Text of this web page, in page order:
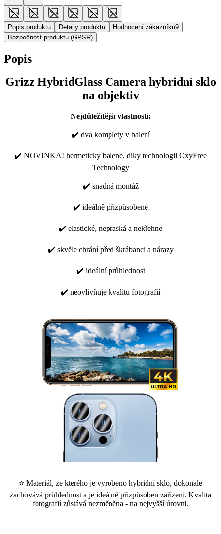
Popis produktu Detaily produktu Hodnocení zákazníků9
Bezpečnost produktu (GPSR)
Popis
Grizz HybridGlass Camera hybridní sklo
na objektiv
Nejdůležitější vlastnosti:
✔️ dva komplety v balení
✔️ NOVINKA! hermeticky balené, díky technologii OxyFree
Technology
✔️ snadná montáž
✔️ ideálně přizpůsobené
✔️ elastické, nepraská a nekřehne
✔️ skvěle chrání před škrábanci a nárazy
✔️ ideální průhlednost
✔️ neovlivňuje kvalitu fotografií
⭐ Materiál, ze kterého je vyrobeno hybridní sklo, dokonale
zachovává průhlednost a je ideálně přizpůsoben zařízení. Kvalita
fotografií zůstává nezměněna - na nejvyšší úrovni.